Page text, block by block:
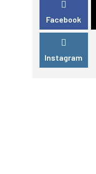
Facebook
Instagram